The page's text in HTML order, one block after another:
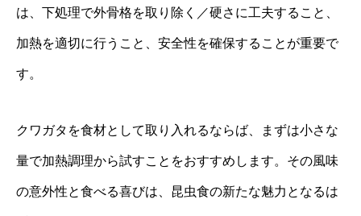
は、下処理で外骨格を取り除く／硬さに工夫すること、
加熱を適切に行うこと、安全性を確保することが重要で
す。
クワガタを食材として取り入れるならば、まずは小さな
量で加熱調理から試すことをおすすめします。その風味
の意外性と食べる喜びは、昆虫食の新たな魅力となるは